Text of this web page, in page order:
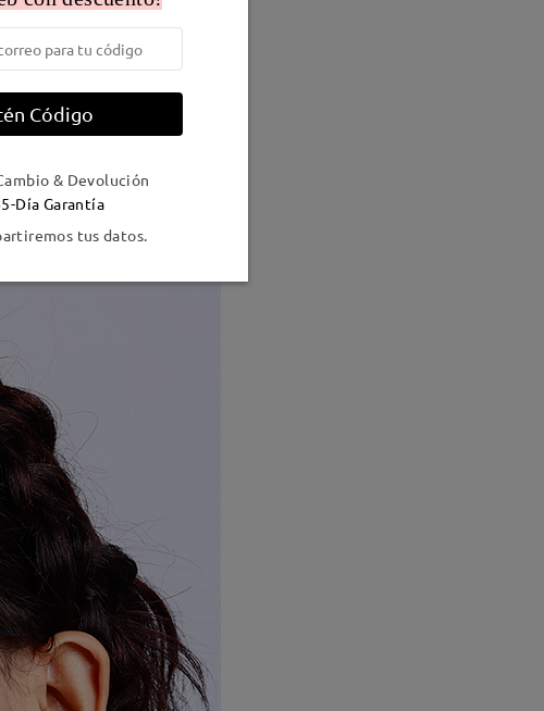
Código
& Devolución
Día Garantía
tus datos.